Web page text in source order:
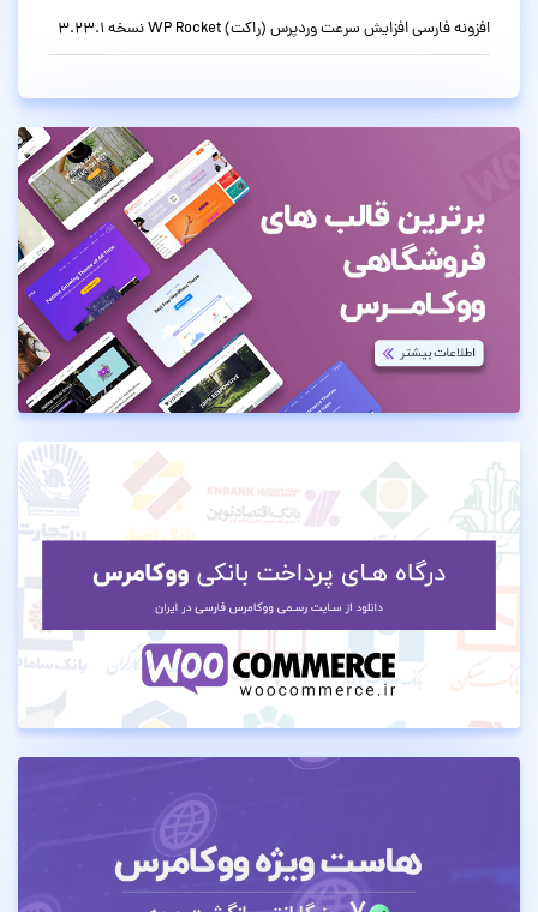
افزونه فارسی افزایش سرعت وردپرس (راکت) WP Rocket نسخه 3.23.1